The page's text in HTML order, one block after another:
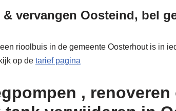
vervangen Oosteind, bel
rioolbuis in de gemeente Oosterhout is in
op de tarief pagina
, renoveren